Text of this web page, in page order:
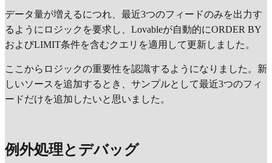
データ量が増えるにつれ、最近3つのフィードのみを出力す
るようにロジックを要求し、Lovableが自動的にORDER BY
およびLIMIT条件を含むクエリを適用して更新しました。
ここからロジックの重要性を認識するようになりました。新
しいソースを追加するとき、サンプルとして最近3つのフィ
ードだけを追加したいと思いました。
例外処理とデバッグ